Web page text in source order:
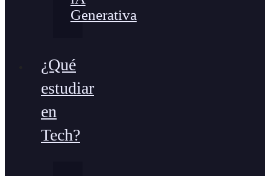
Generativa
¿Qué
estudiar
en
Tech?